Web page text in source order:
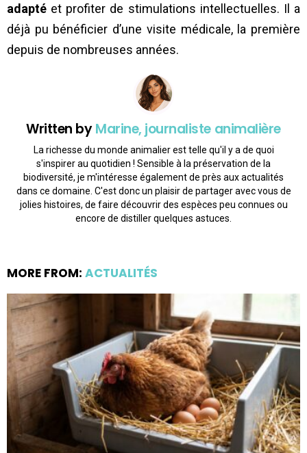
adapté et profiter de stimulations intellectuelles. Il a
déjà pu bénéficier d’une visite médicale, la première
depuis de nombreuses années.
Written byMarine, journaliste animalière
La richesse du monde animalier est telle qu'il y a de quoi
s'inspirer au quotidien ! Sensible à la préservation de la
biodiversité, je m'intéresse également de près aux actualités
dans ce domaine. C'est donc un plaisir de partager avec vous de
jolies histoires, de faire découvrir des espèces peu connues ou
encore de distiller quelques astuces.
MORE FROM: ACTUALITÉS